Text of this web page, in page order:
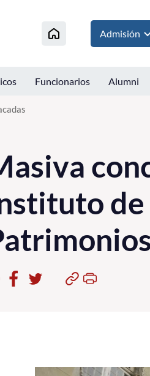
Admisión
Funcionarios Alumni
de